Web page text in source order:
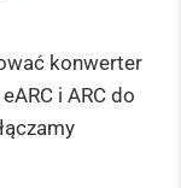
konwerter
i ARC do